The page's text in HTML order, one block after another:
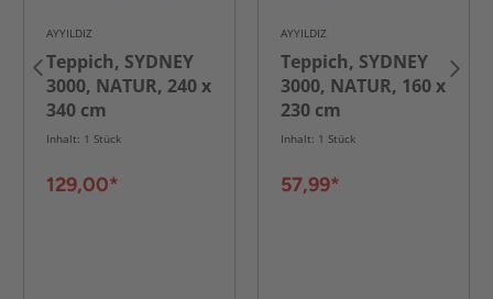
AYYILDIZ
Teppich, SYDNEY
3000, NATUR, 240 x
340 cm
Inhalt: 1 Stück
129,00*
AYYILDIZ
Teppich, SYDNEY
3000, NATUR, 160 x
230 cm
Inhalt: 1 Stück
57,99*